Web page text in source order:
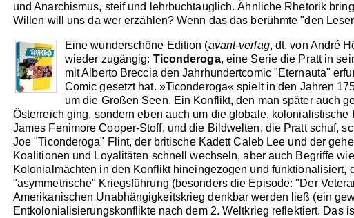
und Anarchismus, steif und lehrbuchtauglich. Ähnliche Rhetorik
Willen will uns da wer erzählen? Wenn das das berühmte "den
Eine wunderschöne Edition (avant-verlag, dt. von André
wieder zugängig: Ticonderoga, eine Serie die Pratt in
mit Alberto Breccia den Jahrhundertcomic "Eternauta"
Comic gesetzt hat. »Ticonderoga« spielt in den Jahren
um die Großen Seen. Ein Konflikt, den man später auch
Österreich ging, sondern eben auch um die globale,
James Fenimore Cooper-Stoff, und die Bildwelten, die Pratt schuf,
Joe "Ticonderoga" Flint, der britische Kadett Caleb Lee und der
Koalitionen und Loyalitäten schnell wechseln, aber auch Begriffe
Kolonialmächten in den Konflikt hineingezogen und
"asymmetrische" Kriegsführung (besonders die Episode: "Der
Amerikanischen Unabhängigkeitskrieg denkbar werden ließ (ein
Entkolonialisierungskonflikte nach dem 2. Weltkrieg reflektiert. Das